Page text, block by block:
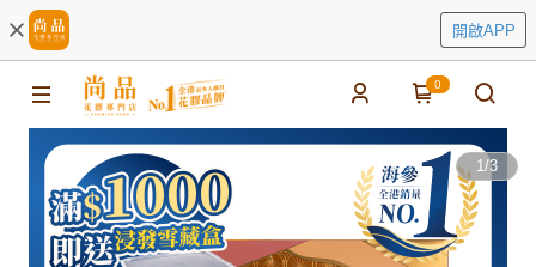
開啟APP
0
1/3